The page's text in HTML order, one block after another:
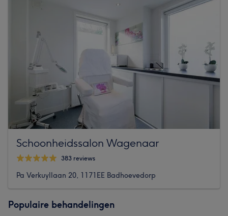
Schoonheidssalon Wagenaar
383 reviews
Pa Verkuyllaan 20, 1171EE Badhoevedorp
Populaire behandelingen